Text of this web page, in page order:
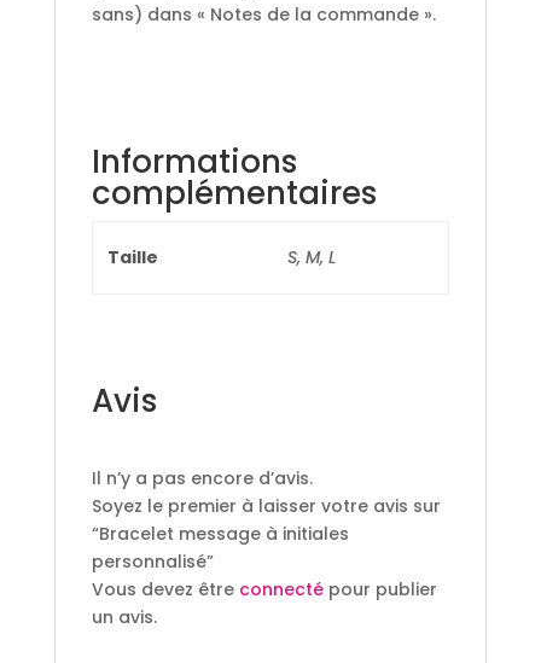
sans) dans « Notes de la commande ».
Informations
complémentaires
Taille S, M, L
Avis
Il n’y a pas encore d’avis.
Soyez le premier à laisser votre avis sur
“Bracelet message à initiales
personnalisé”
Vous devez être connectépour publier
un avis.